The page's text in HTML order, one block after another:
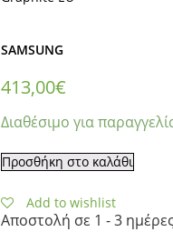
SAMSUNG
413,00€
Διαθέσιμο για
Προσθήκη στο καλάθι
Add to wishlist
Αποστολή σε 1 - 3 ημέρες